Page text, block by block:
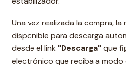
Una vez realizada la compra, la
disponible para descarga
desde el link "Descarga"que
electrónico que reciba a modo